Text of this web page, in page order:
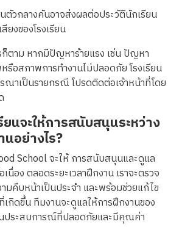
ตัวกลางคันอาจส่งผลต่อประวัตินักเรียน
ยงของโรงเรียน
ก็ตาม หากมีปัญหาร้ายแรง เช่น ปัญหา
รือสภาพการทำงานไม่ปลอดภัย โรงเรียน
ณาเป็นรายกรณี โปรดติดต่อเจ้าหน้าที่โดย
ยนจะให้การสนับสนุนระหว่าง
อย่างไร?
School จะให้ การสนับสนุนและดูแล
นื่อง ตลอดระยะเวลาฝึกงาน เราจะตรวจ
มคืบหน้าเป็นประจำ และพร้อมช่วยแก้ไข
กิดขึ้น ทีมงานจะดูแลให้การฝึกงานของ
ระสบการณ์ที่ปลอดภัยและมีคุณค่า